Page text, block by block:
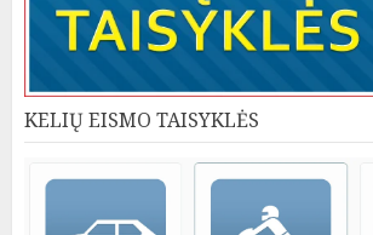
KELIŲ EISMO TAISYKLĖS